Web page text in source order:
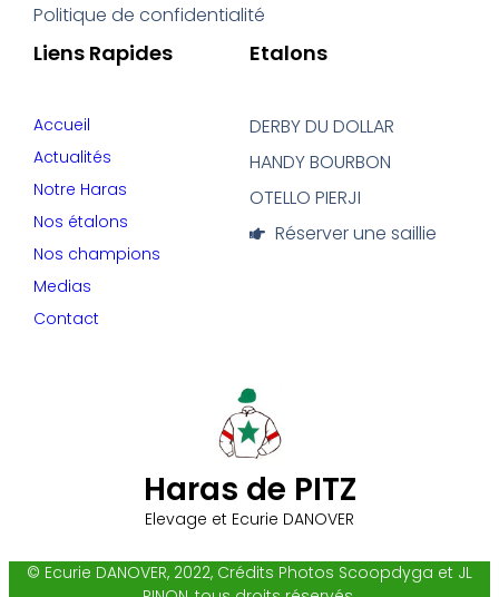
Haras de PITZ
Elevage et Ecurie DANOVER
Etalons
DERBY DU DOLLAR
HANDY BOURBON
OTELLO PIERJI
Réserver une saillie
Liens Rapides
Accueil
Actualités
Notre Haras
Nos étalons
Nos champions
Medias
Contact
Politique de confidentialité
© Ecurie DANOVER, 2022, Crédits Photos Scoopdyga et JL